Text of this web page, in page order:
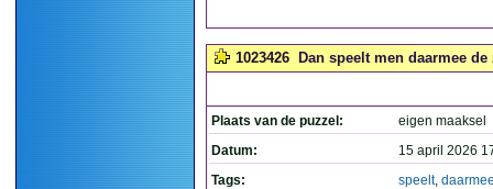
1023426 Dan speelt men daarmee
Plaats van de puzzel:
eigen maaksel
Datum:
15 april 2026
Tags:
speelt,